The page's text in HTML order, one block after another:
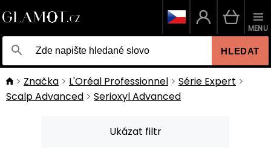
HLEDAT
MENU
Značka L'Oréal Professionnel
Série Expert
Scalp Advanced
Serioxyl Advanced
Ukázat filtr